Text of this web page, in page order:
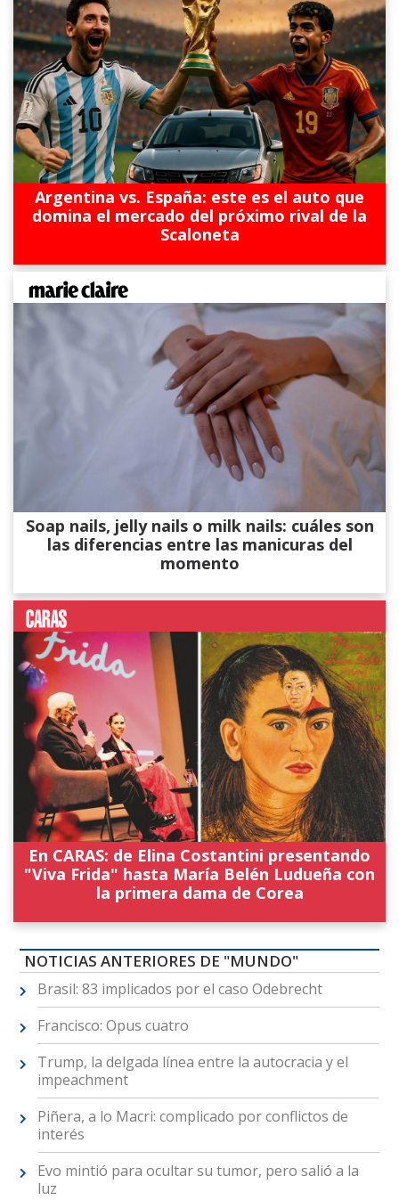
Argentina vs. España: este es el auto que
domina el mercado del próximo rival de la
Scaloneta
Soap nails, jelly nails o milk nails: cuáles son
las diferencias entre las manicuras del
momento
En CARAS: de Elina Costantini presentando
"Viva Frida" hasta María Belén Ludueña con
la primera dama de Corea
NOTICIAS ANTERIORES DE "MUNDO"
Brasil: 83 implicados por el caso Odebrecht
Francisco: Opus cuatro
Trump, la delgada línea entre la autocracia y el
impeachment
Piñera, a lo Macri: complicado por conflictos de
interés
Evo mintió para ocultar su tumor, pero salió a la
luz